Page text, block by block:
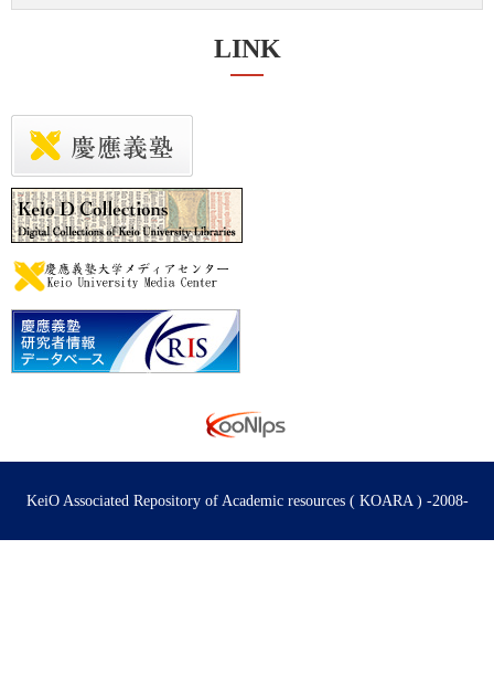
LINK
KeiO Associated Repository of Academic resources ( KOARA ) -2008-